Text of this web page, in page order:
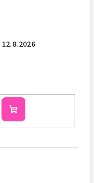
12.8.2026
Do
košíka